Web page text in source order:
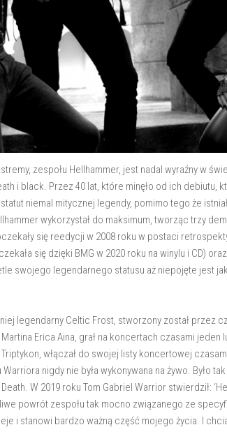
zespołu Hellhammer, jest nadal wyraźny w
i black. Przez 40 lat, które minęło od ich debiutu,
niemal mitycznej legendy, pomimo tego że
wykorzystał do maksimum, tworząc trzy
się reedycji w 2008 roku w postaci
się dzięki BMG w 2020 roku na winylu i CD)
swojego legendarnego statusu aż niepojęte jest
legendarny Celtic Frost, stworzony został przez
Erica Aina, grał na koncertach czasami
włączał do swojej listy koncertowej
nigdy nie była wykonywana na żywo. Było
W 2019 roku Tom Gabriel Warrior stwierdził:
powrót zespołu tak mocno związanego ze
i stanowi bardzo ważną część mojego życia. I